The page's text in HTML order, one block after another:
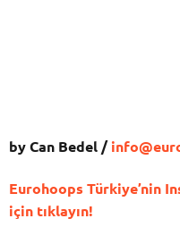
by Can Bedel /
Eurohoops Türkiye’nin
için tıklayın!